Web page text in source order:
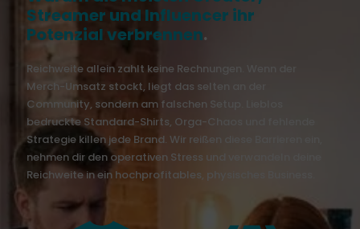
Streamer und Influencer ihr
Potenzial verbrennen.
Reichweite allein zahlt keine Rechnungen. Wenn der
Merch-Umsatz stockt, liegt das selten an der
Community, sondern am falschen Setup. Lieblos
bedruckte Standard-Shirts, Orga-Chaos und fehlende
Strategie killen jede Brand. Wir reißen diese Barrieren ein,
nehmen dir den operativen Stress und verwandeln deine
Reichweite in ein hochprofitables, physisches Business.